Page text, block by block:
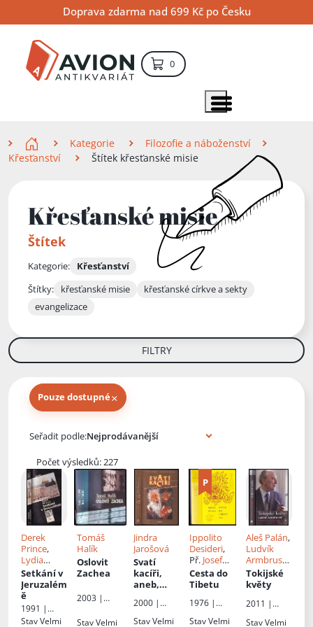
na
obsah
na
navigaci
na
vyhledávání
Doprava zdarma nad 699 Kč po Česku
0položek – košík
Zobrazit položky menu
Kategorie
Filozofie a náboženství
Křesťanství
Štítek křesťanské misie
Křesťanské misie
Štítek
Kategorie:
Křesťanství
Štítky:
křesťanské misie
křesťanské církve a sekty
evangelizace
FILTRY
Pouze dostupné×
Seřadit podle:
Počet výsledků: 227
Derek
Prince,
Lydia
Prince, Il.
Alice
Bohuslavo
vá, Př.
Renata
Setkání v
Jeruzalém
ě
1991 |
Logos
StavVelmi
Tomáš
Halík
Oslovit
Zachea
2003 |
tví Lidové
StavVelmi
Jindra
Jarošová
Svatí
kacíři,
aneb,
nejen z
Velké
2000 |
StavVelmi
Ippolito
Desideri,
Př. Josef
Hajný
Cesta do
Tibetu
1976 |
StavVelmi
Aleš Palán,
Ludvík
Armbruste
r
Tokijské
květy
2011 |
ské
StavVelmi